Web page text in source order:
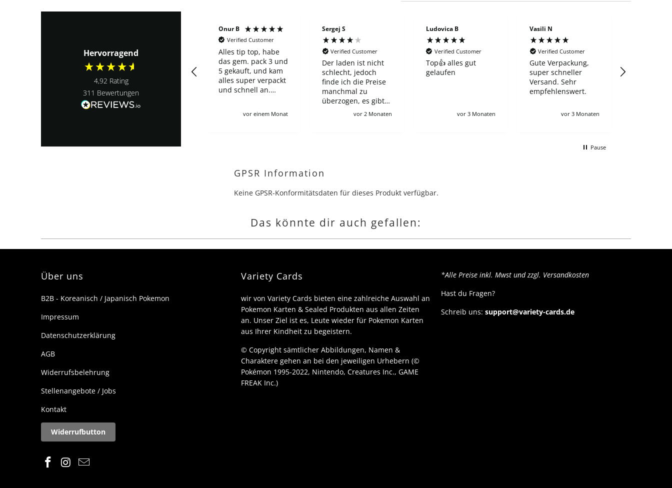
Hervorragend
4,92 Rating
311 Bewertungen
Alles wir
beschrieben.
Onur B
Verified Customer
Alles tip top, habe
das gem. pack 3 und
5 gekauft, und kam
alles super verpackt
und schnell an.
pack 5 gezogen
vor einem Monat
Sergej S
Verified Customer
Der laden ist nicht
schlecht, jedoch
finde ich die Preise
manchmal zu
überzogen, es gibt
shop, bei den ein
angebote leider :/
zollgebühren usw
dären kompletten
vor 2 Monaten
Ludovica B
Verified Customer
Top👍 alles gut
gelaufen
vor 3 Monaten
Vasili N
Verified Customer
Gute Verpackung,
super schneller
Versand. Sehr
empfehlenswert.
vor 3 Monaten
Pause
GPSR Information
Keine GPSR-Konformitätsdaten für dieses Produkt verfügbar.
Das könnte dir auch gefallen:
Über uns
B2B - Koreanisch / Japanisch Pokemon
Impressum
Datenschutzerklärung
AGB
Widerrufsbelehrung
Stellenangebote / Jobs
Kontakt
Widerrufbutton
Variety Cards
wir von Variety Cards bieten eine zahlreiche Auswahl an
Pokemon Karten & Sealed Produkten aus allen Zeiten
an. Unser Ziel ist es, Leute wieder für Pokemon Karten
aus Ihrer Kindheit zu begeistern.
© Copyright sämtlicher Abbildungen, Namen &
Charaktere gehen an bei den jeweiligen Urhebern (©
Pokémon 1995-2022, Nintendo, Creatures Inc., GAME
FREAK Inc.)
*Alle Preise inkl. Mwst und zzgl. Versandkosten
Hast du Fragen?
Schreib uns: support@variety-cards.de